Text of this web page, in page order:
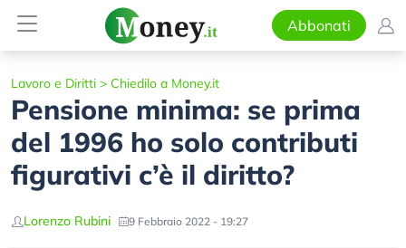
Abbonati
Lavoro e Diritti > Chiedilo a Money.it
Pensione minima: se prima
del 1996 ho solo contributi
figurativi c’è il diritto?
Lorenzo Rubini 9 Febbraio 2022 - 19:27